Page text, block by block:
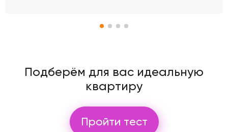
Подберём для вас идеальную
квартиру
Пройти тест